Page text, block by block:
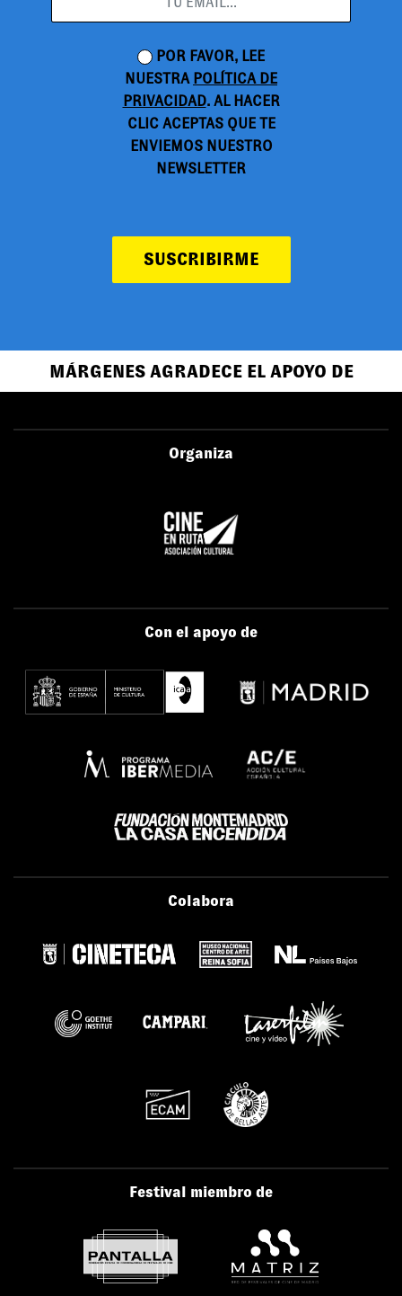
POR FAVOR, LEE
NUESTRA POLÍTICA DE
PRIVACIDAD. AL HACER
CLIC ACEPTAS QUE TE
ENVIEMOS NUESTRO
NEWSLETTER
SUSCRIBIRME
MÁRGENES AGRADECE EL APOYO DE
Organiza
Con el apoyo de
Colabora
Festival miembro de